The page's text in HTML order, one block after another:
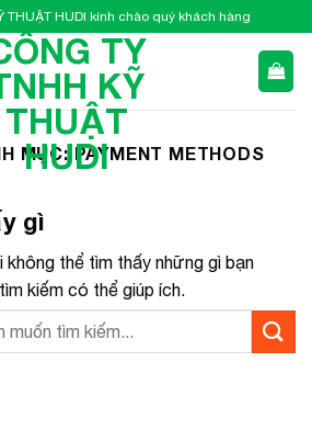
THUẬT HUDI kính chào quý khách hàng
TY
KỸ
THUẬT
HUDI
MỤC: PAYMENT METHODS
gì
thể tìm thấy những gì bạn
kiếm có thể giúp ích.